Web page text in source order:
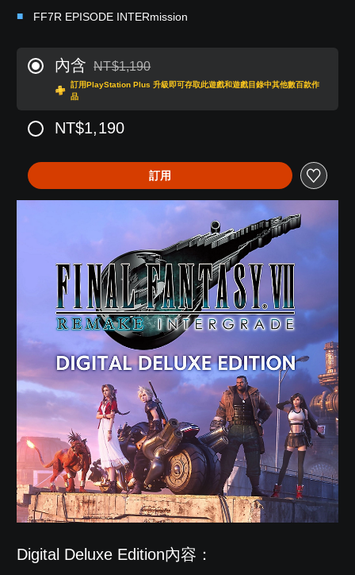
FF7R EPISODE INTERmission
內含 折扣前原價為NT$1,190
NT$1,190
訂用PlayStation Plus 升級即可存取此遊戲和遊戲目錄中其他數百款作
品
NT$1,190
訂用
Digital Deluxe Edition內容：